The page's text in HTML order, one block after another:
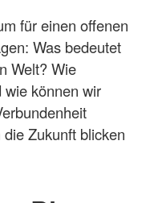
für einen offenen
Was bedeutet
Welt? Wie
können wir
Zukunft blicken